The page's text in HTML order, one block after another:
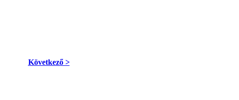
Következő >